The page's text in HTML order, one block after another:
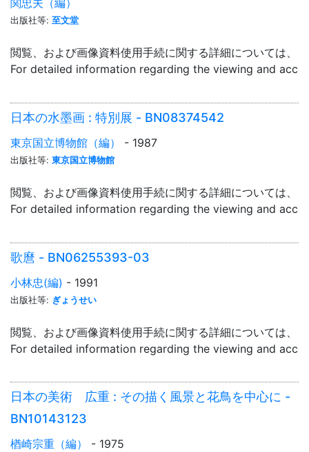
関忠夫（編）
出版社等: 至文堂
閲覧、および画像資料使用手続に関する詳細については、「
For detailed information regarding the viewing and
日本の水墨画 : 特別展 - BN08374542
東京国立博物館（編） - 1987
出版社等: 東京国立博物館
閲覧、および画像資料使用手続に関する詳細については、「
For detailed information regarding the viewing and
歌麿 - BN06255393-03
小林忠(編) - 1991
出版社等: ぎょうせい
閲覧、および画像資料使用手続に関する詳細については、「
For detailed information regarding the viewing and
日本の美術 広重 : その描く風景と花鳥を中心に -
BN10143123
楢崎宗重（編） - 1975